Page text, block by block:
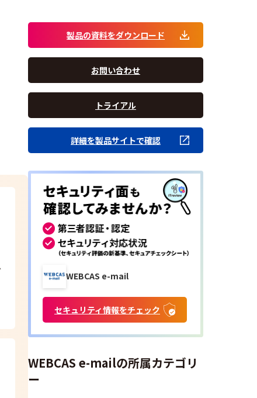
製品の資料をダウンロード
お問い合わせ
トライアル
詳細を製品サイトで確認
WEBCAS e-mail
セキュリティ情報をチェック
WEBCAS e-mailの所属カテゴリ
ー